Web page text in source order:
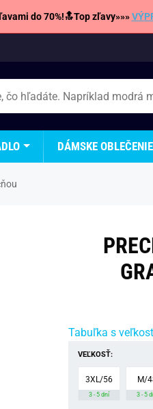
do 70%!🔝Top zľavy»»»
DÁMSKE OBLEČENIE
Tabuľka s
VEĽKOSŤ:
3XL/56
3 - 5 dní
M/
3 - 5